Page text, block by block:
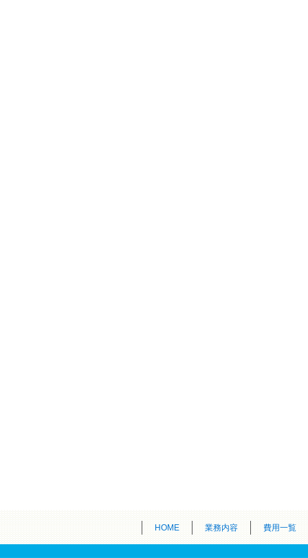
HOME 業務内容 費用一覧